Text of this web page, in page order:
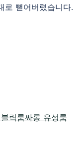
로 뻗어버렸습니다.